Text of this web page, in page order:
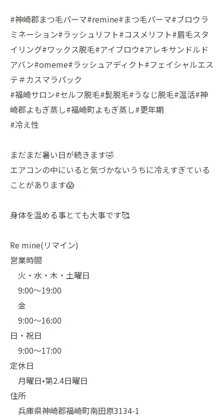
#神崎郡まつ毛パーマ#remine#まつ毛パーマ#ブロウラ
ミネーション#ラッシュリフト#コスメリフト#眉毛スタ
イリング#ワックス脱毛#アイブロウ#アレキサンドルド
アバン#omeme#ラッシュアディクト#フェイシャルエス
テ＃カスマラパック
#福崎サロン#セルフ脱毛#髭脱毛#うなじ脱毛#温活#神
崎郡よもぎ蒸し#福崎町よもぎ蒸し#更年期
#冷え性
まだまだ暑い日が続きます🤣
エアコンの中にいると気づかないうちに冷えすぎている
ことがあります😱
身体を温める事とても大事です🥰
Re mine(リマイン)
営業時間
火・水・木・土曜日
9:00〜19:00
金
9:00〜16:00
日・祝日
9:00〜17:00
定休日
月曜日•第2.4日曜日
住所
兵庫県神崎郡福崎町南田原3134-1